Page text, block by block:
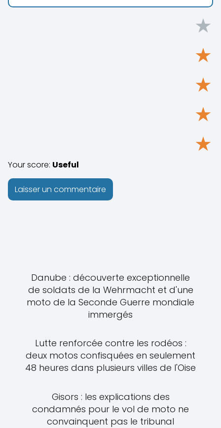
★
★
★
★
★
Your score: Useful
Danube : découverte exceptionnelle
de soldats de la Wehrmacht et d'une
moto de la Seconde Guerre mondiale
immergés
Lutte renforcée contre les rodéos :
deux motos confisquées en seulement
48 heures dans plusieurs villes de l'Oise
Gisors : les explications des
condamnés pour le vol de moto ne
convainquent pas le tribunal